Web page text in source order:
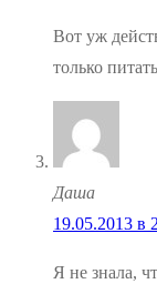
Вот уж
только
Даша
19.05.2013 в
Я не знала,